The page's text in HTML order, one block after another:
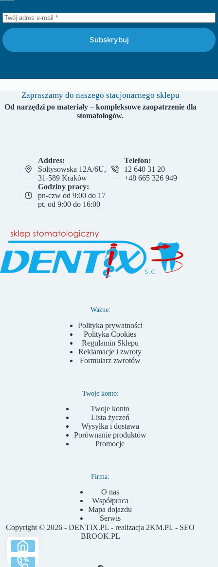
Subskrybuj
Zapraszamy do naszego stacjonarnego sklepu
Od narzędzi po materiały – kompleksowe zaopatrzenie dla
stomatologów.
Addres:
Sołtysowska 12A/6U,
31-589 Kraków
Telefon:
12 640 31 20
+48 665 326 949
Godziny pracy:
pn-czw od 9:00 do 17
pt. od 9:00 do 16:00
Ważne:
Polityka prywatności
Polityka Cookies
Regulamin Sklepu
Reklamacje i zwroty
Formularz zwrotów
Twoje konto:
Twoje konto
Lista życzeń
Wysyłka i dostawa
Porównanie produktów
Promocje
Firma:
O nas
Współpraca
Mapa dojazdu
Serwis
Copyright © 2026 - DENTIX.PL - realizacja 2KM.PL - SEO
BROOK.PL